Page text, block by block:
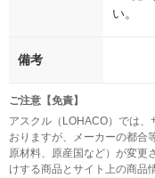
い。
備考
ご注意【免責】
アスクル（LOHACO）では
おりますが、メーカーの都合
原材料、原産国など）が変更
けする商品とサイト上の商品